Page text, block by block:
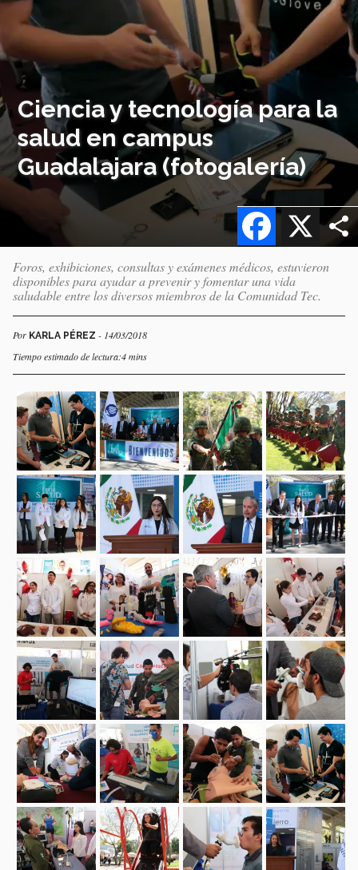
Ciencia y tecnología para la
salud en campus
Guadalajara (fotogalería)
X
Facebook
Foros, exhibiciones, consultas y exámenes médicos, estuvieron
disponibles para ayudar a prevenir y fomentar una vida
saludable entre los diversos miembros de la Comunidad Tec.
Por KARLA PÉREZ - 14/03/2018
Tiempo estimado de lectura:4 mins